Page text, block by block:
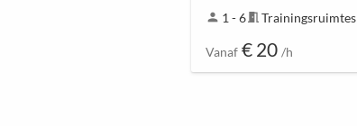
person 1 - 6meeting_roomTrainingsruimtes
Vanaf € 20 /h